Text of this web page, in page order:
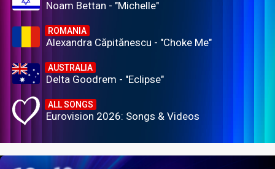
Noam Bettan - "Michelle"
ROMANIA
Alexandra Căpitănescu - "Choke Me"
AUSTRALIA
Delta Goodrem - "Eclipse"
ALL SONGS
Eurovision 2026: Songs & Videos